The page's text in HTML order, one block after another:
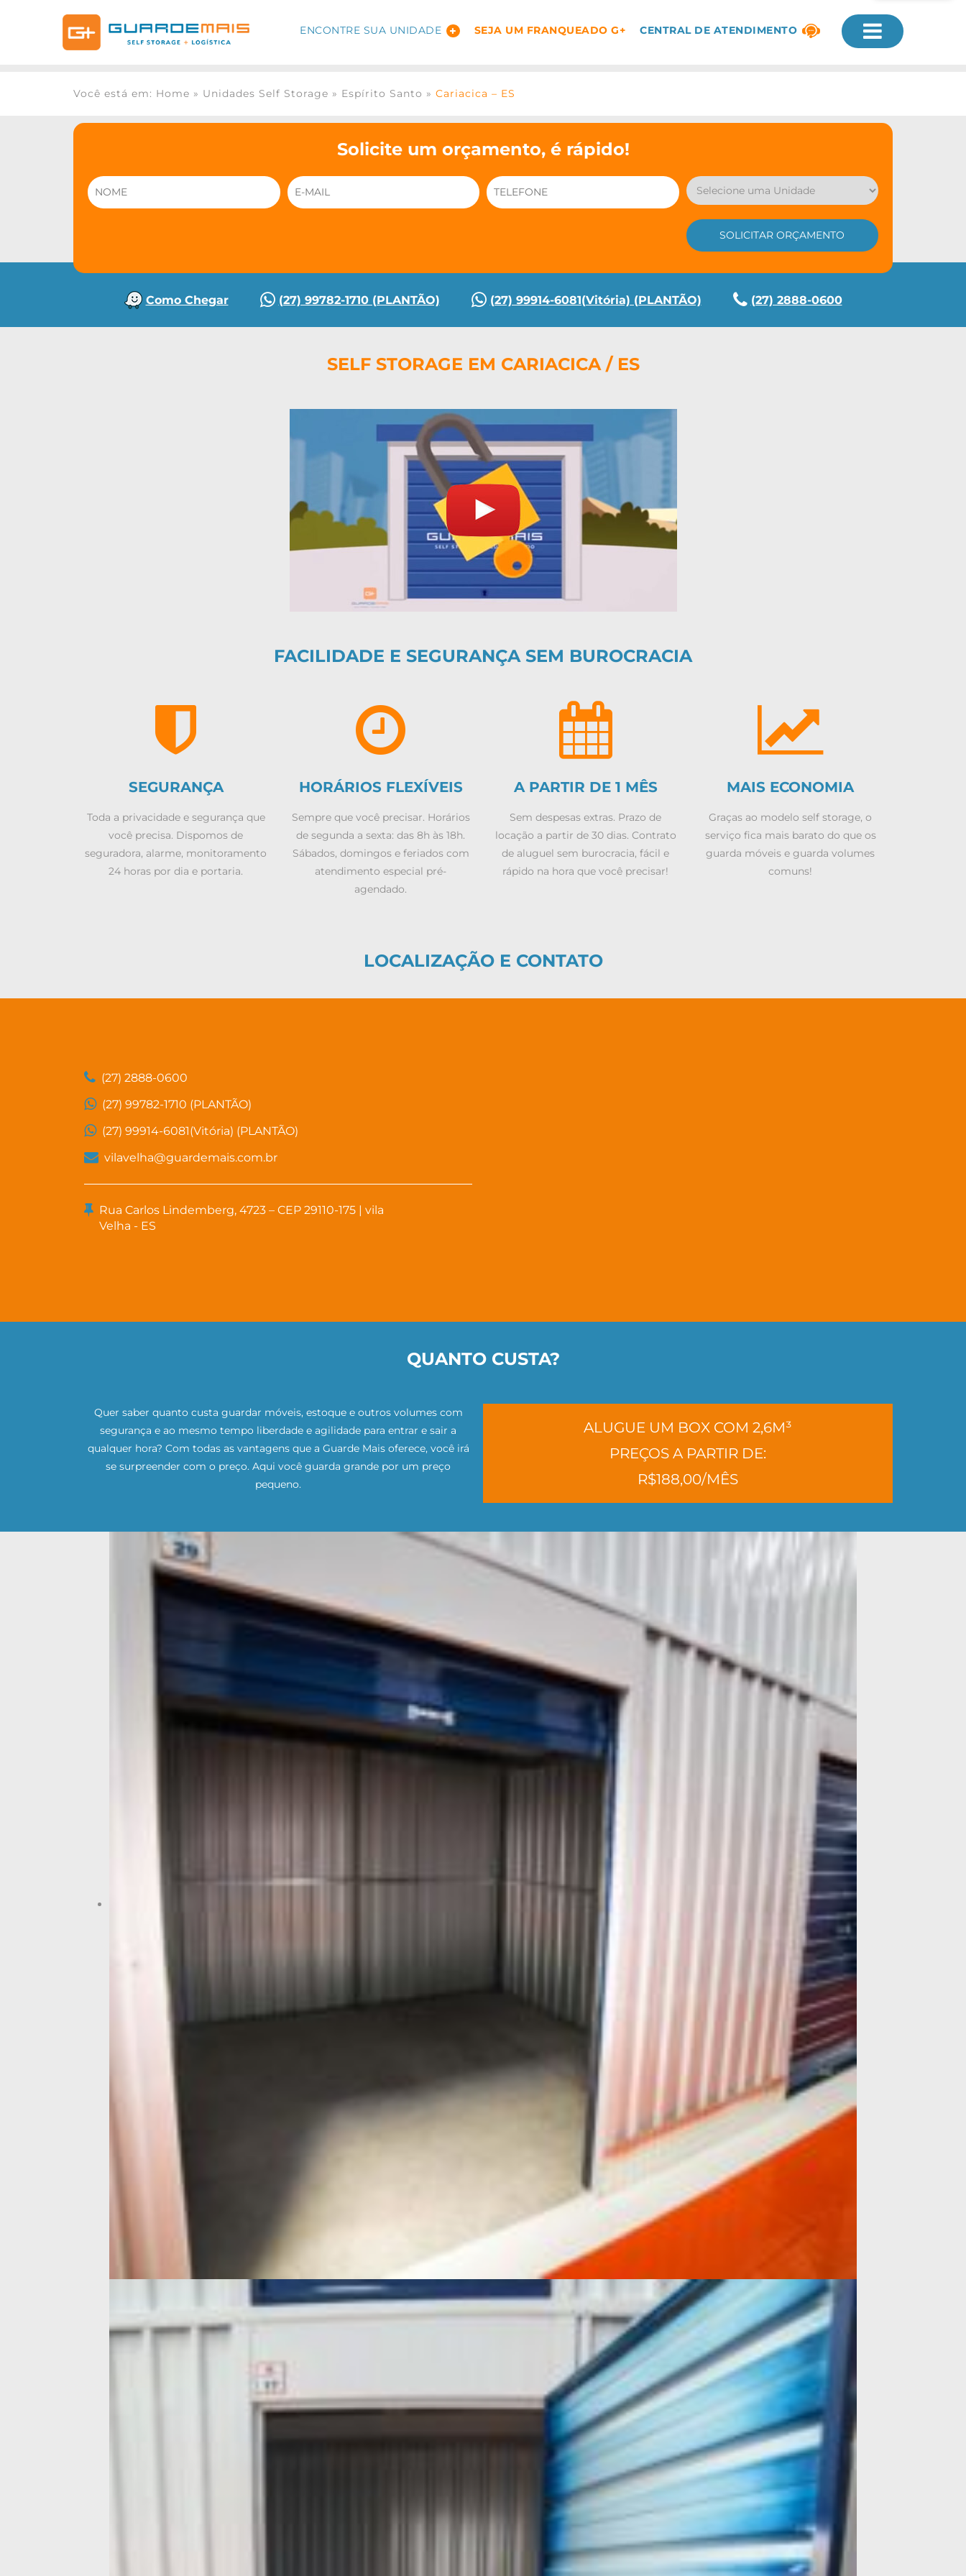
ENCONTRE SUA UNIDADE SEJA UM FRANQUEADO G+ CENTRAL DE ATENDIMENTO
Você está em: Home » Unidades Self Storage » Espírito Santo » Cariacica – ES
Solicite um orçamento, é rápido!
Como Chegar (27) 99782-1710 (PLANTÃO) (27) 99914-6081(Vitória) (PLANTÃO) (27) 2888-0600
SELF STORAGE EM CARIACICA / ES
FACILIDADE E SEGURANÇA SEM BUROCRACIA
SEGURANÇA
Toda a privacidade e segurança que
você precisa. Dispomos de
seguradora, alarme, monitoramento
24 horas por dia e portaria.
HORÁRIOS FLEXÍVEIS
Sempre que você precisar. Horários
de segunda a sexta: das 8h às 18h.
Sábados, domingos e feriados com
atendimento especial pré-
agendado.
A PARTIR DE 1 MÊS
Sem despesas extras. Prazo de
locação a partir de 30 dias. Contrato
de aluguel sem burocracia, fácil e
rápido na hora que você precisar!
MAIS ECONOMIA
Graças ao modelo self storage, o
serviço fica mais barato do que os
guarda móveis e guarda volumes
comuns!
LOCALIZAÇÃO E CONTATO
(27) 2888-0600
(27) 99782-1710 (PLANTÃO)
(27) 99914-6081(Vitória) (PLANTÃO)
vilavelha@guardemais.com.br
Rua Carlos Lindemberg, 4723 – CEP 29110-175 | vila
Velha - ES
QUANTO CUSTA?
Quer saber quanto custa guardar móveis, estoque e outros volumes com
segurança e ao mesmo tempo liberdade e agilidade para entrar e sair a
qualquer hora? Com todas as vantagens que a Guarde Mais oferece, você irá
se surpreender com o preço. Aqui você guarda grande por um preço
pequeno.
ALUGUE UM BOX COM 2,6M³
PREÇOS A PARTIR DE:
R$188,00/MÊS